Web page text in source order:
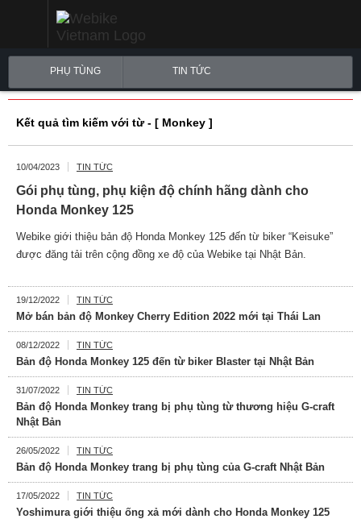
PHỤ TÙNG TIN TỨC
Kết quả tìm kiếm với từ - [ Monkey ]
10/04/2023 TIN TỨC
Gói phụ tùng, phụ kiện độ chính hãng dành cho
Honda Monkey 125
Webike giới thiệu bản độ Honda Monkey 125 đến từ biker “Keisuke”
được đăng tải trên cộng đồng xe độ của Webike tại Nhật Bản.
19/12/2022 TIN TỨC
Mở bán bản độ Monkey Cherry Edition 2022 mới tại Thái Lan
08/12/2022 TIN TỨC
Bản độ Honda Monkey 125 đến từ biker Blaster tại Nhật Bản
31/07/2022 TIN TỨC
Bản độ Honda Monkey trang bị phụ tùng từ thương hiệu G-craft
Nhật Bản
26/05/2022 TIN TỨC
Bản độ Honda Monkey trang bị phụ tùng của G-craft Nhật Bản
17/05/2022 TIN TỨC
Yoshimura giới thiệu ống xả mới dành cho Honda Monkey 125